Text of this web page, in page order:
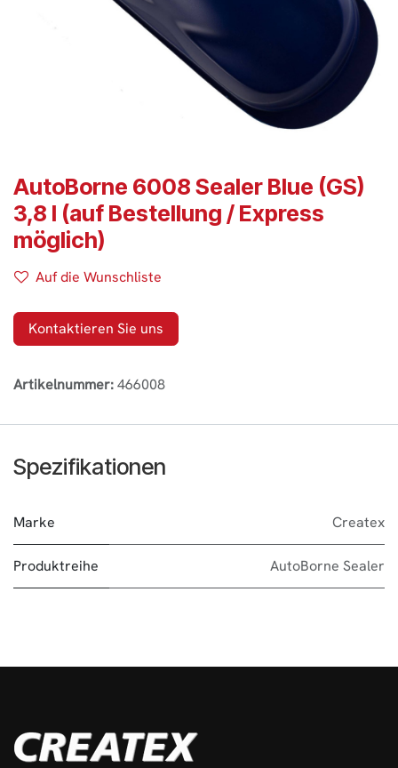
AutoBorne 6008 Sealer Blue (GS)
3,8 l (auf Bestellung / Express
möglich)
Auf die Wunschliste
Kontaktieren Sie uns
Artikelnummer:466008
Spezifikationen
Marke Createx
Produktreihe AutoBorne Sealer